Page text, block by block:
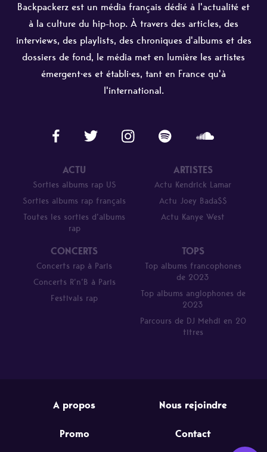
Backpackerz est un média français dédié à l'actualité et
à la culture du hip-hop. À travers des articles, des
interviews, des playlists, des chroniques d'albums et des
dossiers de fond, le média met en lumière les artistes
émergent·es et établi·es, tant en France qu'à
l'international.
ACTU
Sorties albums rap US
Sorties albums rap français
Toutes les sorties d’albums
rap
ARTISTES
Actu Kendrick Lamar
Actu Joey Bada$$
Actu Kanye West
CONCERTS
Concerts rap à Paris
Concerts R’n’B à Paris
Festivals rap
TOPS
Top albums francophones
de 2023
Top albums anglophones de
2023
Parcours de DJ Mehdi en 20
titres
A propos Nous rejoindre
Promo Contact